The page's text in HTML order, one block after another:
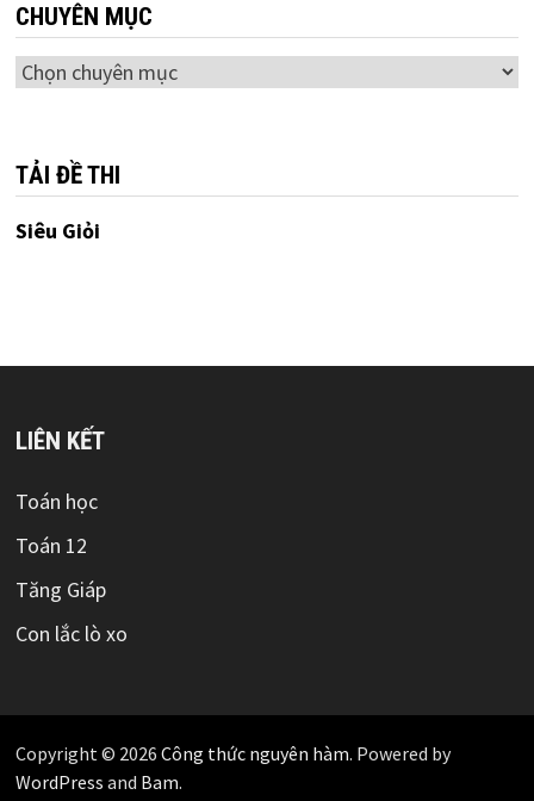
CHUYÊN MỤC
Chuyên
TẢI ĐỀ THI
Siêu Giỏi
LIÊN KẾT
Toán học
Toán 12
Tăng Giáp
Con lắc lò xo
Copyright © 2026 Công thức nguyên hàm. Powered by
WordPress and Bam.